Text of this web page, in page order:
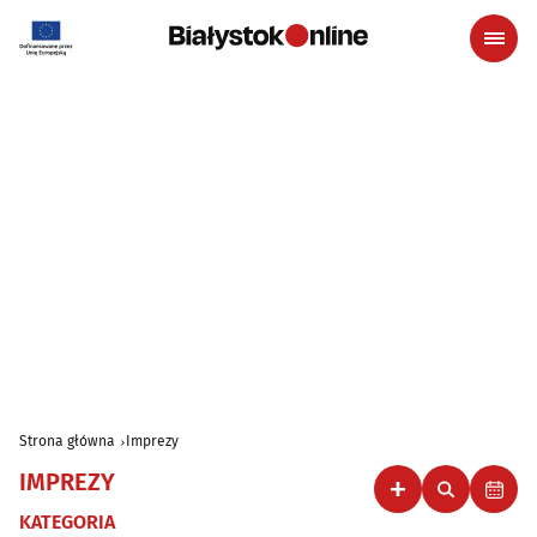
Strona główna Imprezy
IMPREZY
KATEGORIA